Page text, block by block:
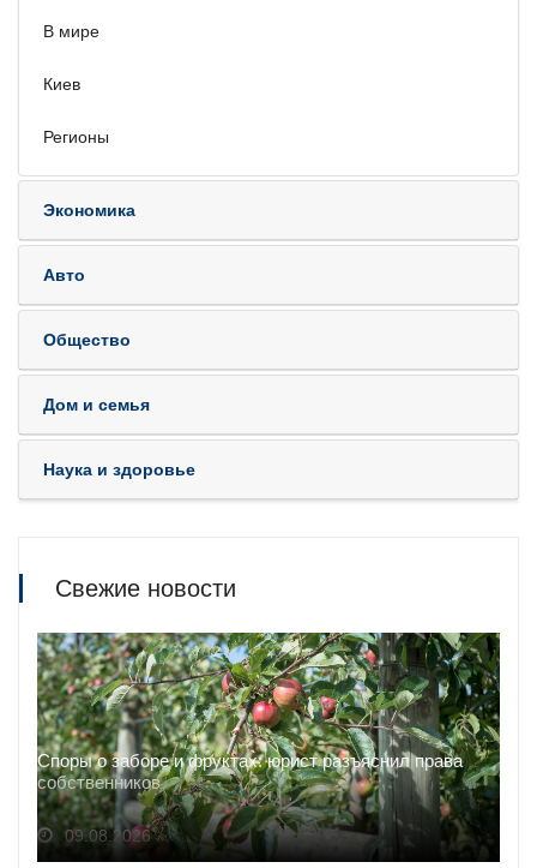
В мире
Киев
Регионы
Экономика
Авто
Общество
Дом и семья
Наука и здоровье
Свежие новости
Споры о заборе и фруктах: юрист разъяснил права
собственников
09.08.2026